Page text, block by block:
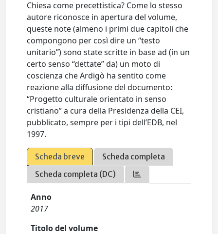
Chiesa come precettistica? Come lo stesso
autore riconosce in apertura del volume,
queste note (almeno i primi due capitoli che
compongono per così dire un “testo
unitario”) sono state scritte in base ad (in un
certo senso “dettate” da) un moto di
coscienza che Ardigò ha sentito come
reazione alla diffusione del documento:
“Progetto culturale orientato in senso
cristiano” a cura della Presidenza della CEI,
pubblicato, sempre per i tipi dell’EDB, nel
1997.
Scheda breve
Scheda completa
Scheda completa (DC)
Anno
2017
Titolo del volume